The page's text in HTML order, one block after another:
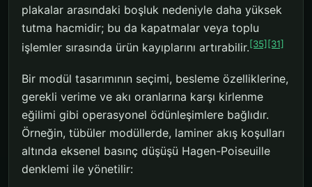
plakalar arasındaki boşluk nedeniyle daha yüksek
tutma hacmidir; bu da kapatmalar veya toplu
işlemler sırasında ürün kayıplarını artırabilir.[35] [31]
Bir modül tasarımının seçimi, besleme özelliklerine,
gerekli verime ve akı oranlarına karşı kirlenme
eğilimi gibi operasyonel ödünleşimlere bağlıdır.
Örneğin, tübüler modüllerde, laminer akış koşulları
altında eksenel basınç düşüşü Hagen-Poiseuille
denklemi ile yönetilir: